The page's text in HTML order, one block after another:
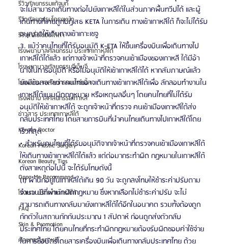
รีวิวศัลยกรรมแก้จมูก
รีวิวศัลยกรรมโครงหน้า
รีวิวเกลี่ยไขมันใต้ตา
โรงพยาบาลศัลยกรรม ประเทศเกาหลีใต้
โรงพยาบาลศัลยกรรมจีเอ็นจี
โรงพยาบาลศัลยกรรมมาร์เบิ้ล
โรงพยาบาลศัลยกรรมเกาหลี
ข่าวสาร ประเทศเกาหลีใต้
Korean Doctor
Korean Plastic Surgery
Korean Beauty Tips
Oppa Me Recommend
โรงแรม ประเทศเกาหลีใต้
FAQ
Skin & Promotion
ศัลยกรรมเกาหลี
จะไม่สามารถเดินทางต่อไปยังเกาหลีใต้ในส่วนภาคพื้นทวีปได้ และผู้
เดินทางที่เคยถูกปฏิเสธ KETA ในการเดิน ทางเข้าเกาหลีใต้ ก็จะไม่ได้รับ
อนุญาตให้เดินทางเข้าเกาะเชจู
3. แม้ว่าคนไทยที่ได้รับอนุมัติ K-ETA ให้ขึ้นเครื่องบินเพื่อเดินทางไป
เกาหลีใต้ได้แล้ว แต่ทางเจ้าหน้าที่ตรวจคนเข้าเมืองของเกาหลี ใต้มีอ้า
นาจในการอนุมัติ หรือไม่อนุมัติให้เข้าเกาหลีใต้ได้ หากสัมภาษณ์แล้ว
ยังมีข้อสงสัยว่า คนไทยอาจเดินทางเข้าเกาหลีใต้เพื่อ ลักลอบทำงานใน
เกาหลีใต้แบบผิดกฎหมาย หรือเหตุผลอื่นๆ โดยคนไทยที่ไม่ได้รับ
อนุมัติให้เข้าเกาหลีใต้ จะถูกเจ้าหน้าที่ตรวจ คนเข้าเมืองเกาหลีใต้ส่ง
กลับประเทศไทย โดยสายการบินที่นำคนไทยเดินทางไปเกาหลีใต้โดย
เร็วที่สุด
• สําหรับคนไทยที่ได้รับอนุมัติจากเจ้าหน้าที่ตรวจคนเข้าเมืองเกาหลีใต้
ให้เดินทางเข้าเกาหลีใต้ได้แล้ว แต่ต่อมากระทำผิด กฎหมายในเกาหลีใต้
ดังสาเหตุต่อไปนี้ จะได้รับโทษดังนี้
(1) พำนักอยู่ในเกาหลีใต้เกิน 90 วัน จะถูกลงโทษให้ชำระค่าปรับตาม
จำนวนปีที่พำนักผิดกฎหมาย ซึ่งหากเลือกไม่ชำระค่าปรับ จะไม่
สามารถเดินทางกลับมายังเกาหลีใต้ได้อีกในอนาคต รวมทั้งต้องถูก
กักตัวในสถานกักกันประมาณ 1 สัปดาห์ ก่อนถูกส่งตัวกลับ
ประเทศไทย โดยคนไทยที่กระทำผิดกฎหมายต้องรับผิดชอบค่าใช้จ่าย
ในการซื้อบัตรโดยสารเครื่องบินเพื่อเดินทางกลับประเทศไทย ด้วย